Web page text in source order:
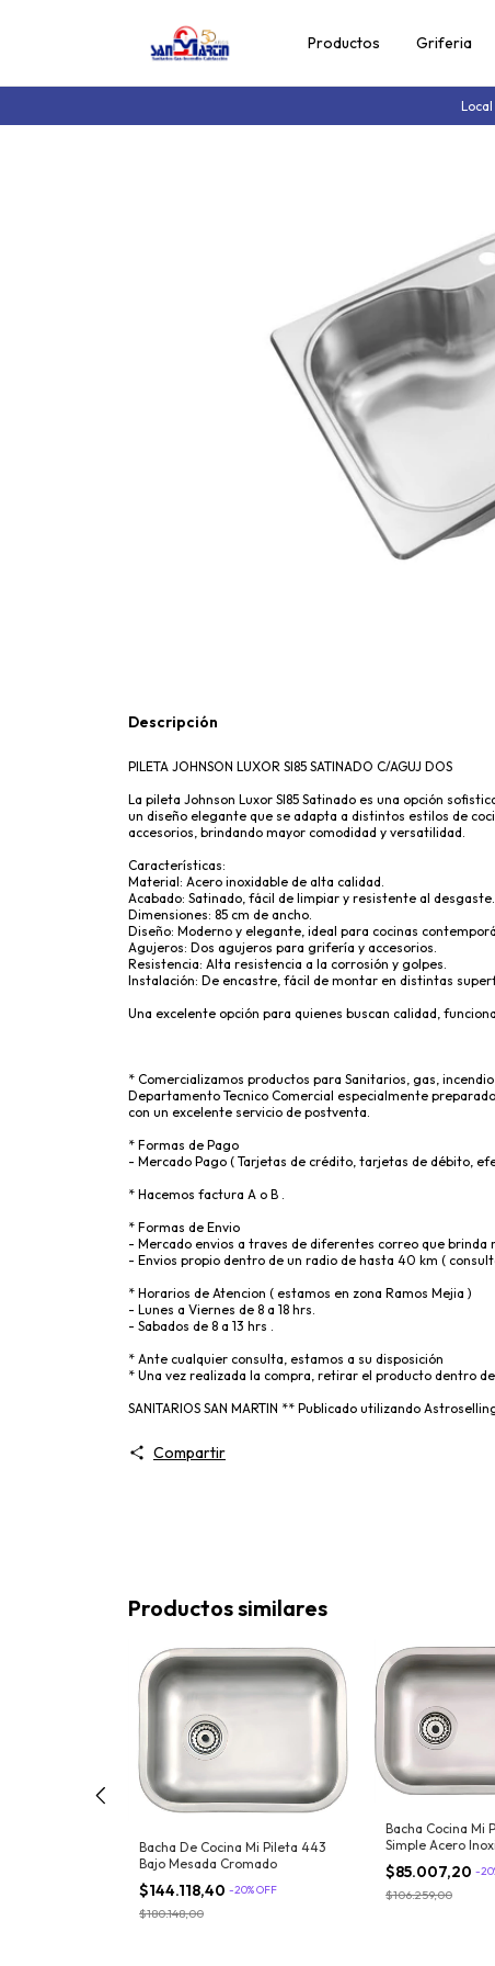
Productos Griferia
Descripción
PILETA JOHNSON LUXOR SI85 SATINADO C/AGUJ DOS
La pileta Johnson Luxor SI85 Satinado es una opción
un diseño elegante que se adapta a distintos estilos de
accesorios, brindando mayor comodidad y versatilidad.
Características:
Material: Acero inoxidable de alta calidad.
Acabado: Satinado, fácil de limpiar y resistente al desgaste.
Dimensiones: 85 cm de ancho.
Diseño: Moderno y elegante, ideal para cocinas
Agujeros: Dos agujeros para grifería y accesorios.
Resistencia: Alta resistencia a la corrosión y golpes.
Instalación: De encastre, fácil de montar en distintas
Una excelente opción para quienes buscan calidad,
* Comercializamos productos para Sanitarios, gas,
Departamento Tecnico Comercial especialmente
con un excelente servicio de postventa.
* Formas de Pago
- Mercado Pago ( Tarjetas de crédito, tarjetas de débito,
* Hacemos factura A o B .
* Formas de Envio
- Mercado envios a traves de diferentes correo que brinda
- Envios propio dentro de un radio de hasta 40 km (
* Horarios de Atencion ( estamos en zona Ramos Mejia )
- Lunes a Viernes de 8 a 18 hrs.
- Sabados de 8 a 13 hrs .
* Ante cualquier consulta, estamos a su disposición
* Una vez realizada la compra, retirar el producto dentro de
SANITARIOS SAN MARTIN ** Publicado utilizando
Compartir
Productos similares
Bacha De Cocina Mi Pileta 443
Bajo Mesada Cromado
$144.118,40 -20%OFF
$180.148,00
Bacha Cocina Mi
Simple Acero
$85.007,20 -20
$106.259,00